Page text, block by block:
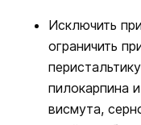
Исключить
ограничить
пилокарпина
висмута,